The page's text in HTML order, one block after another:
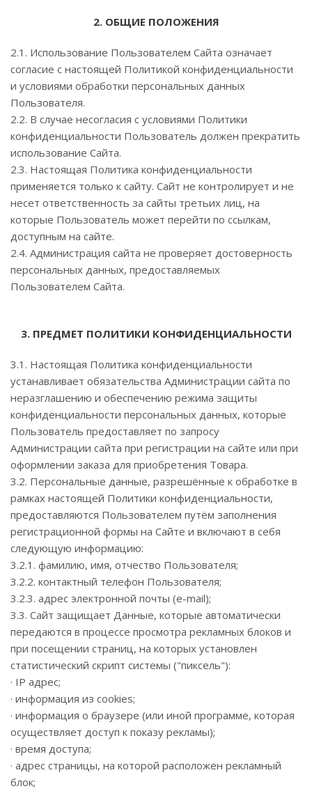
2. ОБЩИЕ ПОЛОЖЕНИЯ
2.1. Использование Пользователем Сайта означает
согласие с настоящей Политикой конфиденциальности
и условиями обработки персональных данных
Пользователя.
2.2. В случае несогласия с условиями Политики
конфиденциальности Пользователь должен прекратить
использование Сайта.
2.3. Настоящая Политика конфиденциальности
применяется только к сайту. Сайт не контролирует и не
несет ответственность за сайты третьих лиц, на
которые Пользователь может перейти по ссылкам,
доступным на сайте.
2.4. Администрация сайта не проверяет достоверность
персональных данных, предоставляемых
Пользователем Сайта.
3. ПРЕДМЕТ ПОЛИТИКИ КОНФИДЕНЦИАЛЬНОСТИ
3.1. Настоящая Политика конфиденциальности
устанавливает обязательства Администрации сайта по
неразглашению и обеспечению режима защиты
конфиденциальности персональных данных, которые
Пользователь предоставляет по запросу
Администрации сайта при регистрации на сайте или при
оформлении заказа для приобретения Товара.
3.2. Персональные данные, разрешённые к обработке в
рамках настоящей Политики конфиденциальности,
предоставляются Пользователем путём заполнения
регистрационной формы на Сайте и включают в себя
следующую информацию:
3.2.1. фамилию, имя, отчество Пользователя;
3.2.2. контактный телефон Пользователя;
3.2.3. адрес электронной почты (e-mail);
3.3. Сайт защищает Данные, которые автоматически
передаются в процессе просмотра рекламных блоков и
при посещении страниц, на которых установлен
статистический скрипт системы ("пиксель"):
· IP адрес;
· информация из cookies;
· информация о браузере (или иной программе, которая
осуществляет доступ к показу рекламы);
· время доступа;
· адрес страницы, на которой расположен рекламный
блок;